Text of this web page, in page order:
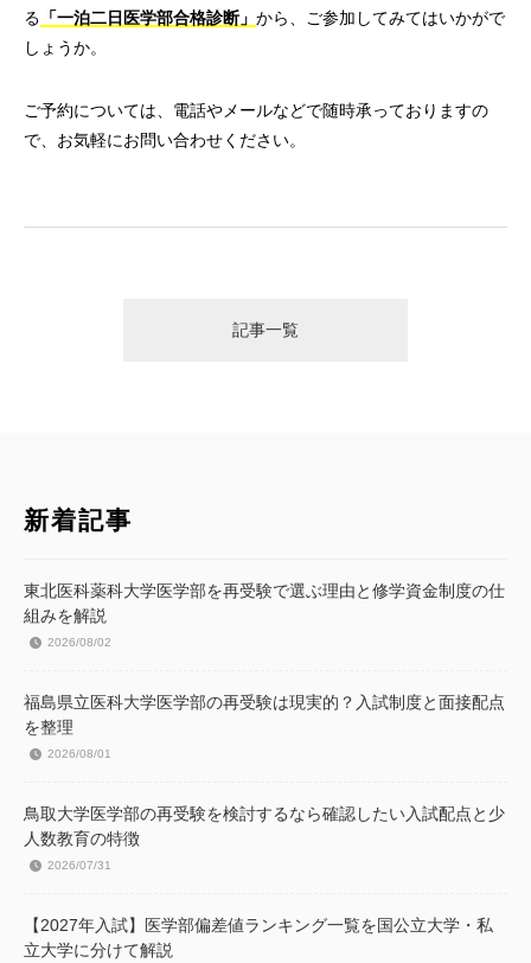
る 「一泊二日医学部合格診断」 から、ご参加してみてはいかがで
しょうか。
ご予約については、電話やメールなどで随時承っておりますの
で、お気軽にお問い合わせください。
記事一覧
新着記事
東北医科薬科大学医学部を再受験で選ぶ理由と修学資金制度の仕
組みを解説
2026/08/02
福島県立医科大学医学部の再受験は現実的？入試制度と面接配点
を整理
2026/08/01
鳥取大学医学部の再受験を検討するなら確認したい入試配点と少
人数教育の特徴
2026/07/31
【2027年入試】医学部偏差値ランキング一覧を国公立大学・私
立大学に分けて解説